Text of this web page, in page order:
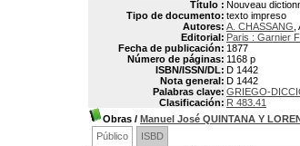
Título : Nouveau
Tipo de documento: texto impreso
Autores: A. CHASSANG
Editorial: Paris : Garnier
Fecha de publicación: 1877
Número de páginas: 1168 p
ISBN/ISSN/DL: D 1442
Nota general: D 1442
Palabras clave: GRIEGO-
Clasificación: R 483.41
Obras / Manuel José QUINTANA Y
Público
ISBD